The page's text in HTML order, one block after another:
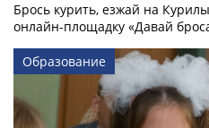
Брось курить, езжай на
онлайн-­площадку «Давай
Образование